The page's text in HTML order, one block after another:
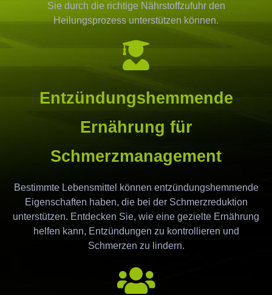
Sie durch die richtige Nährstoffzufuhr den
Heilungsprozess unterstützen können.
Entzündungshemmende
Ernährung für
Schmerzmanagement
Bestimmte Lebensmittel können entzündungshemmende
Eigenschaften haben, die bei der Schmerzreduktion
unterstützen. Entdecken Sie, wie eine gezielte Ernährung
helfen kann, Entzündungen zu kontrollieren und
Schmerzen zu lindern.